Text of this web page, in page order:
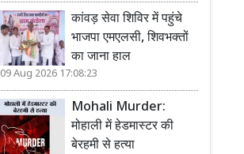
कांवड़ सेवा शिविर में पहुंचे
भाजपा एमएलसी, शिवभक्तों
का जाना हाल
09 Aug 2026 17:08:23
Mohali Murder:
मोहाली में हेडमास्टर की
बेरहमी से हत्या